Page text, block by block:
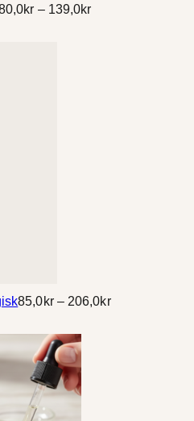
kr – 139,0krPrisintervall:
85,0kr – 206,0krPrisintervall: